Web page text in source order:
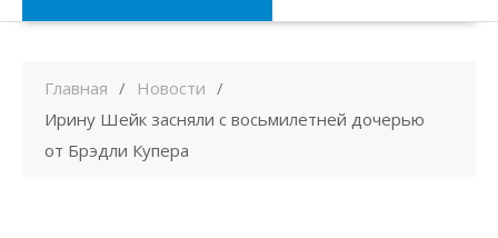
Главная
Новости
Ирину Шейк засняли с восьмилетней дочерью
от Брэдли Купера